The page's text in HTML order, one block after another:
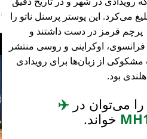
می‌کرد. این پوستر پرسنل ناتو را
پرچم قرمز در دست داشتند و
فرانسوی، اوکراینی و روسی منتشر
از زبان‌ها برای رویدادی
بود.
می‌توان در ✈️
خواند.